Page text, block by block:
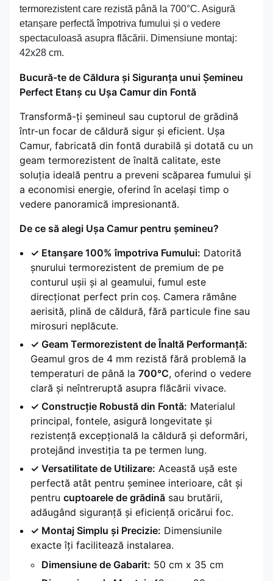
termorezistent care rezistă până la 700°C. Asigură
etanșare perfectă împotriva fumului și o vedere
spectaculoasă asupra flăcării. Dimensiune montaj:
42x28 cm.
Bucură-te de Căldura și Siguranța unui Șemineu
Perfect Etanș cu Ușa Camur din Fontă
Transformă-ți șemineul sau cuptorul de grădină
într-un focar de căldură sigur și eficient. Ușa
Camur, fabricată din fontă durabilă și dotată cu un
geam termorezistent de înaltă calitate, este
soluția ideală pentru a preveni scăparea fumului și
a economisi energie, oferind în același timp o
vedere panoramică impresionantă.
De ce să alegi Ușa Camur pentru șemineu?
✓ Etanșare 100% împotriva Fumului: Datorită
șnurului termorezistent de premium de pe
conturul ușii și al geamului, fumul este
direcționat perfect prin coș. Camera rămâne
aerisită, plină de căldură, fără particule fine sau
mirosuri neplăcute.
✓ Geam Termorezistent de Înaltă Performanță:
Geamul gros de 4 mm rezistă fără problemă la
temperaturi de până la 700°C, oferind o vedere
clară și neîntreruptă asupra flăcării vivace.
✓ Construcție Robustă din Fontă: Materialul
principal, fontele, asigură longevitate și
rezistență excepțională la căldură și deformări,
protejând investiția ta pe termen lung.
✓ Versatilitate de Utilizare: Această ușă este
perfectă atât pentru șeminee interioare, cât și
pentru cuptoarele de grădină sau brutării,
adăugând siguranță și eficiență oricărui foc.
✓ Montaj Simplu și Precizie: Dimensiunile
exacte îți facilitează instalarea.
Dimensiune de Gabarit: 50 cm x 35 cm